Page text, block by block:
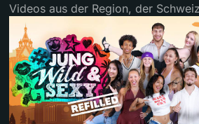
Videos aus der Region, der